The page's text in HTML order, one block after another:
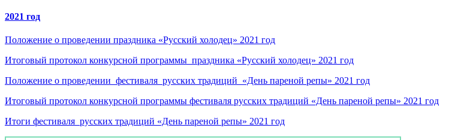
2021 год
Положение о проведении праздника «Русский холодец» 2021 год
Итоговый протокол конкурсной программы праздника «Русский холодец» 2021 год
Положение о проведении фестиваля русских традиций «День пареной репы» 2021 год
Итоговый протокол конкурсной программы фестиваля русских традиций «День пареной репы» 2021 год
Итоги фестиваля русских традиций «День пареной репы» 2021 год